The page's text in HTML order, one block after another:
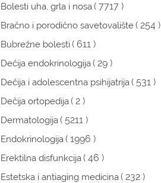
Bolesti uha, grla i nosa( 7717 )
Bračno i porodično savetovalište( 254 )
Bubrežne bolesti( 611 )
Dečija endokrinologija( 29 )
Dečija i adolescentna psihijatrija( 531 )
Dečija ortopedija( 2 )
Dermatologija( 5211 )
Endokrinologija( 1996 )
Erektilna disfunkcija( 46 )
Estetska i antiaging medicina( 232 )